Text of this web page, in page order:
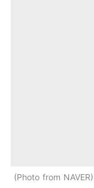
Photo from NAVER